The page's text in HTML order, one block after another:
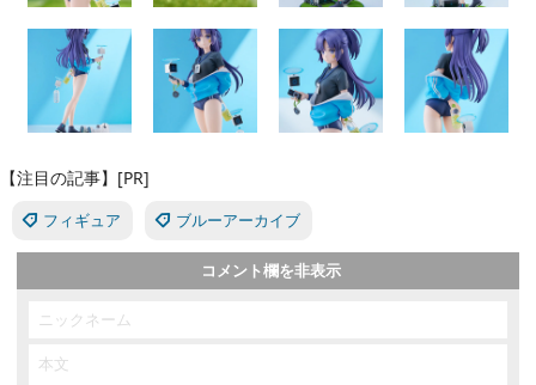
【注目の記事】[PR]
フィギュア ブルーアーカイブ
コメント欄を非表示